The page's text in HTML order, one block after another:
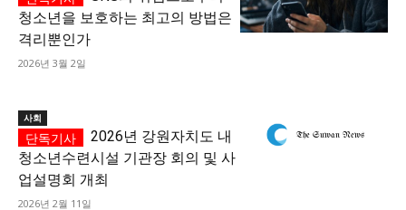
청소년을 보호하는 최고의 방법은
격리뿐인가
2026년 3월 2일
사회
2026년 강원자치도 내
청소년수련시설 기관장 회의 및 사
업설명회 개최
2026년 2월 11일